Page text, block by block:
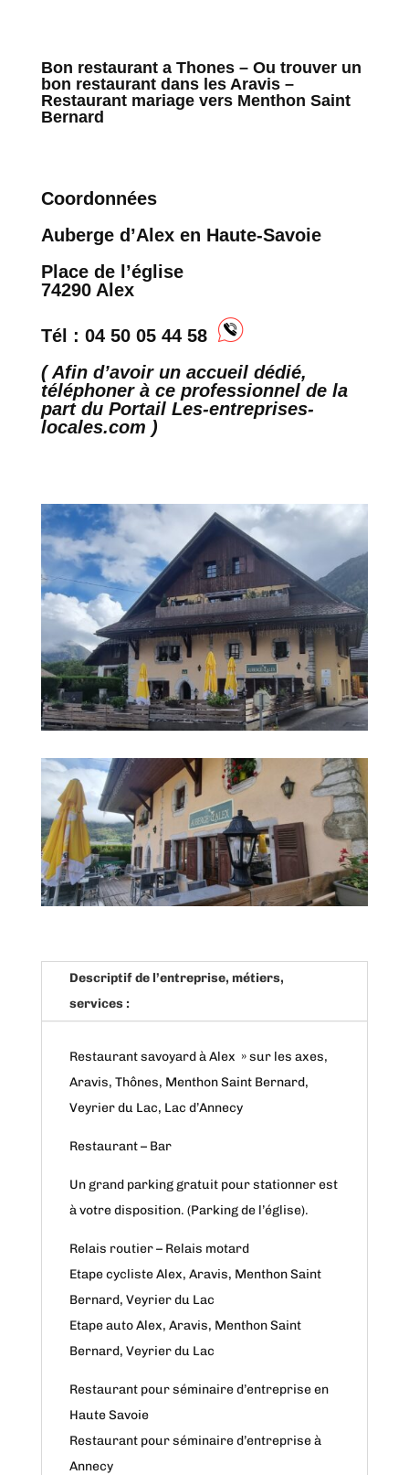
Bon restaurant a Thones – Ou trouver un
bon restaurant dans les Aravis –
Restaurant mariage vers Menthon Saint
Bernard
Coordonnées
Auberge d’Alex en Haute-Savoie
Place de l’église
74290 Alex
Tél : 04 50 05 44 58
( Afin d’avoir un accueil dédié,
téléphoner à ce professionnel de la
part du Portail Les-entreprises-
locales.com )
Descriptif de l’entreprise, métiers,
services :
Restaurant savoyard à Alex » sur les axes,
Aravis, Thônes, Menthon Saint Bernard,
Veyrier du Lac, Lac d’Annecy
Restaurant – Bar
Un grand parking gratuit pour stationner est
à votre disposition. (Parking de l’église).
Relais routier – Relais motard
Etape cycliste Alex, Aravis, Menthon Saint
Bernard, Veyrier du Lac
Etape auto Alex, Aravis, Menthon Saint
Bernard, Veyrier du Lac
Restaurant pour séminaire d’entreprise en
Haute Savoie
Restaurant pour séminaire d’entreprise à
Annecy